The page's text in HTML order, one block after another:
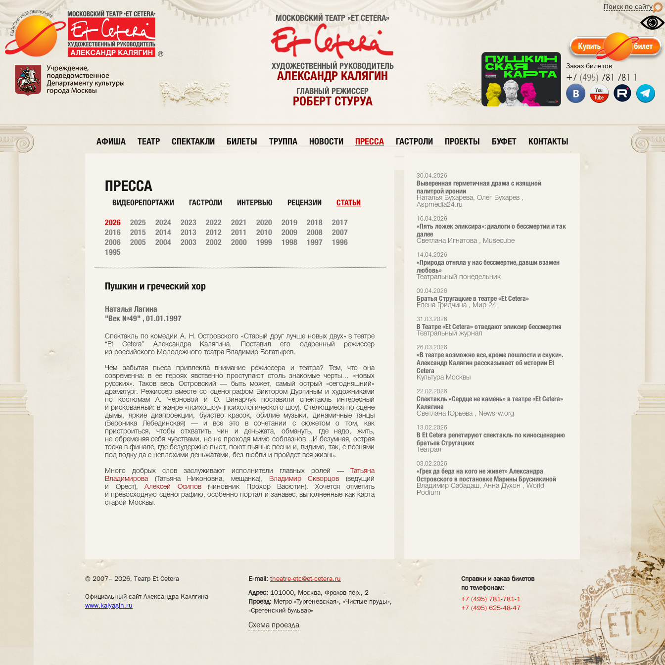
Поиск по сайту
Заказ билетов:
+7 (495) 781 781 1
МОСКОВСКИЙ ТЕАТР «ET CETERA»
ХУДОЖЕСТВЕННЫЙ РУКОВОДИТЕЛЬ
АЛЕКСАНДР КАЛЯГИН
ГЛАВНЫЙ РЕЖИССЕР
РОБЕРТ СТУРУА
АФИША ТЕАТР СПЕКТАКЛИ БИЛЕТЫ ТРУППА НОВОСТИ ПРЕССА ГАСТРОЛИ ПРОЕКТЫ БУФЕТ КОНТАКТЫ
30.04.2026
Выверенная герметичная драма с изящной
палитрой иронии
Наталья Бухарева, Олег Бухарев ,
Аspmedia24.ru
16.04.2026
«Пять ложек эликсира»: диалоги о бессмертии и так
далее
Светлана Игнатова , Musecube
14.04.2026
«Природа отняла у нас бессмертие, давши взамен
любовь»
Театральный понедельник
09.04.2026
Братья Стругацкие в театре «Et Cetera»
Елена Гридчина , Мир 24
31.03.2026
В Театре «Et Cetera» отведают эликсир бессмертия
Театральный журнал
26.03.2026
«В театре возможно все, кроме пошлости и скуки».
Александр Калягин рассказывает об истории Et
Cetera
Культура Москвы
22.02.2026
Спектакль «Сердце не камень» в театре «Et Cetera»
Калягина
Светлана Юрьева , News-w.org
13.02.2026
В Et Cetera репетируют спектакль по киносценарию
братьев Стругацких
Театрал
03.02.2026
«Грех да беда на кого не живет» Александра
Островского в постановке Марины Брусникиной
Владимир Сабадаш, Анна Духон , World
Podium
ПРЕССА
ВИДЕОРЕПОРТАЖИ ГАСТРОЛИ ИНТЕРВЬЮ РЕЦЕНЗИИ СТАТЬИ
2026 2025 2024 2023 2022 2021 2020 2019 2018
2017
2016
2015 2014 2013 2012 2011 2010 2009 2008
2007
2006
2005 2004 2003 2002 2000 1999 1998 1997
1996
1995
Пушкин и греческий хор
Наталья Лагина
"Век №49" , 01.01.1997
Спектакль по комедии А. Н. Островского «Старый друг лучше новых двух» в театре
“Et Сetera” Александра Калягина. Поставил его одаренный режиссер
из российского Молодежного театра Владимир Богатырев.
Чем забытая пьеса привлекла внимание режиссера и театра? Тем, что она
современна: в ее героях явственно проступают столь знакомые черты… «новых
русских». Таков весь Островский — быть может, самый острый «сегодняшний»
драматург. Режиссер вместе со сценографом Виктором Дургиным и художниками
по костюмам А. Черновой и О. Винарчук поставили спектакль интересный
и рискованный: в жанре «психошоу» (психологического шоу). Стелющиеся по сцене
дымы, яркие диапроекции, буйство красок, обилие музыки, динамичные танцы
(Вероника Лебединская) — и все это в сочетании с сюжетом о том, как
пристроиться, чтобы отхватить чин и деньжата, обмануть, где надо, жить,
не обременяя себя чувствами, но не проходя мимо соблазнов…И безумная, острая
тоска в финале, где безудержно пьют, поют пьяные песни и, видимо, так, с песнями
под водку да с неплохими деньжатами, без любви и пройдет вся жизнь.
Много добрых слов заслуживают исполнители главных ролей —
Татьяна
Владимирова(Татьяна Никоновна, мещанка), Владимир Скворцов (ведущий
и Орест), Алексей Осипов(чиновник Прохор Васютин). Хочется отметить
и превосходную сценографию, особенно портал и занавес, выполненные как карта
старой Москвы.
© 2007– 2026, Театр Et Cetera
Официальный сайт Александра Калягина
www.kalyagin.ru
E-mail: theatre-etc@et-cetera.ru
Адрес: 101000, Москва, Фролов пер., 2
Проезд: Метро «Тургеневская», «Чистые пруды»,
«Сретенский бульвар»
Схема проезда
Справки и заказ билетов
по телефонам:
+7 (495) 781-781-1
+7 (495) 625-48-47